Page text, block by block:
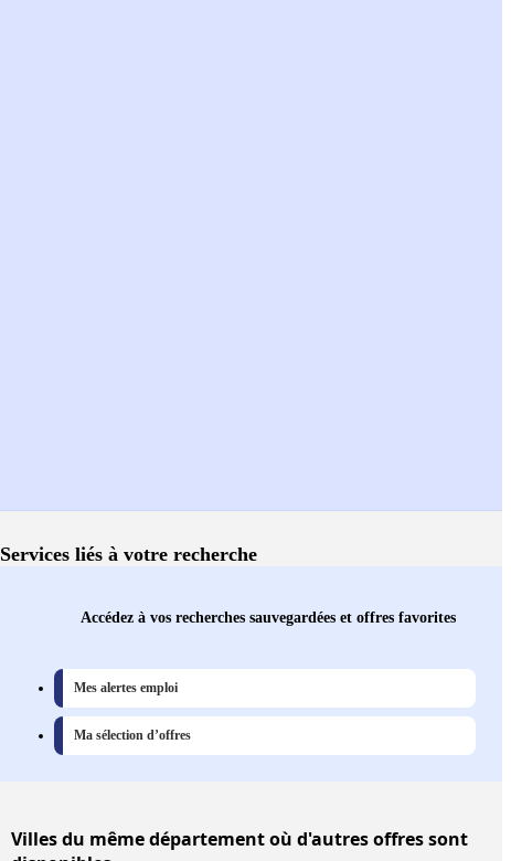
Services liés à votre recherche
Accédez à vos recherches sauvegardées et offres favorites
Mes alertes emploi
Ma sélection d’offres
Villesdu même département où d'autres offres sont